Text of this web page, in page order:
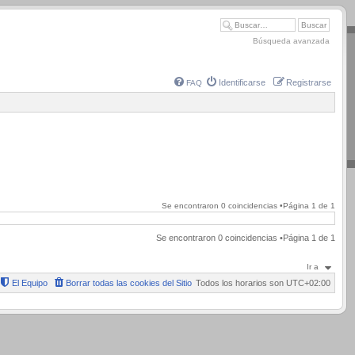
Búsqueda avanzada
FAQ Identificarse Registrarse
Se encontraron 0 coincidencias •Página 1 de 1
Se encontraron 0 coincidencias •Página 1 de 1
Ir a
Todos los horarios son UTC+02:00
Borrar todas las cookies del Sitio
El Equipo